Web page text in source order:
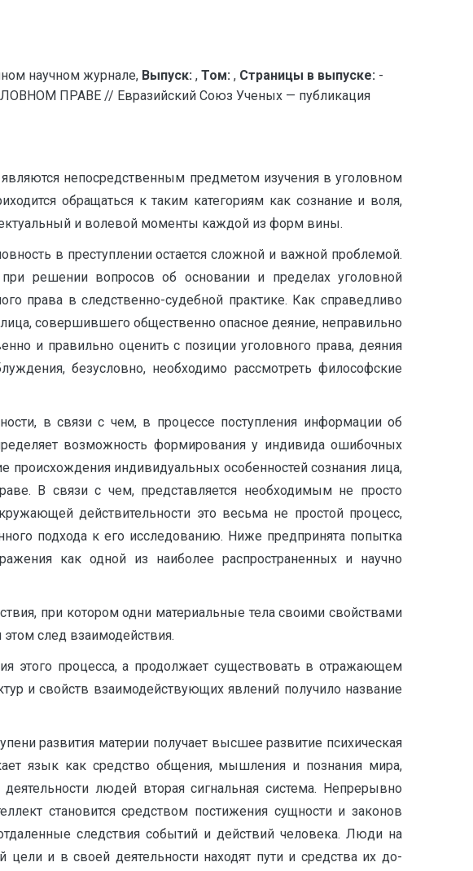
научном журнале, Выпуск: , Том: , Страницы в выпуске: -
ПРАВЕ // Евразийский Союз Ученых — публикация
непосредственным предметом изучения в уголовном
обращаться к таким категориям как сознание и воля,
и волевой моменты каждой из форм вины.
в преступлении остается сложной и важной проблемой.
ре­шении вопросов об основании и пределах уголовной
права в следственно-судебной практике. Как справедливо
совершившего об­щественно опасное деяние, неправильно
и правильно оценить с позиции уголовного права, деяния
безусловно, необходимо рассмотреть философские
в связи с чем, в процессе поступления информации об
возможность формирования у индивида ошибочных
происхождения индивидуальных особенностей сознания лица,
В связи с чем, представляется необходимым не просто
действительности это весьма не простой процесс,
подхода к его исследованию. Ниже предпринята попытка
как одной из наиболее распространенных и научно
при котором одни материальные тела своими свойствами
этом след взаимодействия.
этого процесса, а продолжает существовать в отражающем
и свойств взаимодействующих явлений получило название
развития мате­рии получает высшее развитие психическая
язык как средство общения, мышле­ния и познания мира,
людей вторая сигнальная система. Непрерыв­но
становится средством постижения сущности и законов
следствия событий и действий человека. Люди на
и в своей деятельности находят пути и средства их до­